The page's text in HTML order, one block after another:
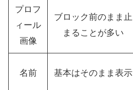
プロフ
ィール
画像
ブロック前のまま止
まることが多い
名前 基本はそのまま表示